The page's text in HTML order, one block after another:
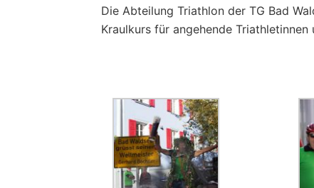
Die Abteilung Triathlon der TG Bad
Kraulkurs für angehende Triathletinnen